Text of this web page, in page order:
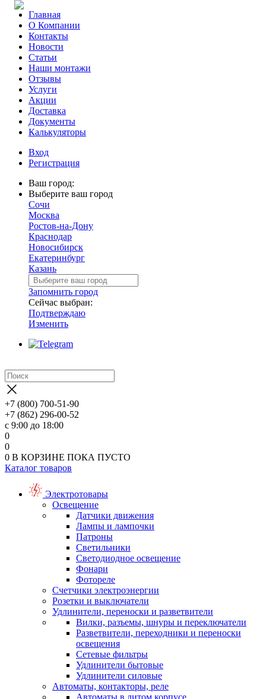
Главная
О Компании
Контакты
Новости
Статьи
Наши монтажи
Отзывы
Услуги
Акции
Доставка
Документы
Калькуляторы
Вход
Регистрация
Ваш город:
Выберите ваш город
Сочи
Москва
Ростов-на-Дону
Краснодар
Новосибирск
Екатеринбург
Казань
Запомнить город
Сейчас выбран:
Подтверждаю
Изменить
+7 (800) 700-51-90
+7 (862) 296-00-52
с 9:00 до 18:00
0
0
0 В КОРЗИНЕ ПОКА ПУСТО
Каталог товаров
Электротовары
Освещение
Датчики движения
Лампы и лампочки
Патроны
Светильники
Светодиодное освещение
Фонари
Фотореле
Счетчики электроэнергии
Розетки и выключатели
Удлинители, переноски и разветвители
Вилки, разъемы, шнуры и переключатели
Разветвители, переходники и переноски
освещения
Сетевые фильтры
Удлинители бытовые
Удлинители силовые
Автоматы, контакторы, реле
Автоматы в литом корпусе